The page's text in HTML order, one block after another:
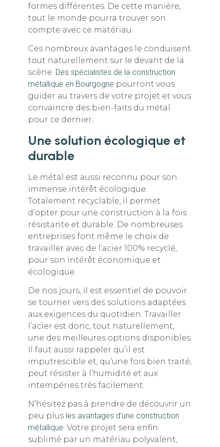
formes différentes. De cette manière,
tout le monde pourra trouver son
compte avec ce matériau.
Ces nombreux avantages le conduisent
tout naturellement sur le devant de la
scène. Des spécialistes de la construction
métallique en Bourgogne pourront vous
guider au travers de votre projet et vous
convaincre des bien-faits du métal
pour ce dernier.
Une solution écologique et
durable
Le métal est aussi reconnu pour son
immense intérêt écologique.
Totalement recyclable, il permet
d’opter pour une construction à la fois
résistante et durable. De nombreuses
entreprises font même le choix de
travailler avec de l’acier 100% recyclé,
pour son intérêt économique et
écologique.
De nos jours, il est essentiel de pouvoir
se tourner vers des solutions adaptées
aux exigences du quotidien. Travailler
l’acier est donc, tout naturellement,
une des meilleures options disponibles.
Il faut aussi rappeler qu’il est
imputrescible et, qu’une fois bien traité,
peut résister à l’humidité et aux
intempéries très facilement.
N’hésitez pas à prendre de découvrir un
peu plus les avantages d’une construction
métallique. Votre projet sera enfin
sublimé par un matériau polyvalent,